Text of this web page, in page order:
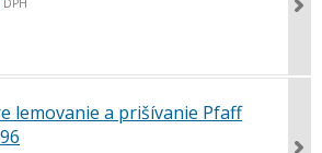
lemovanie a prišívanie Pfaff